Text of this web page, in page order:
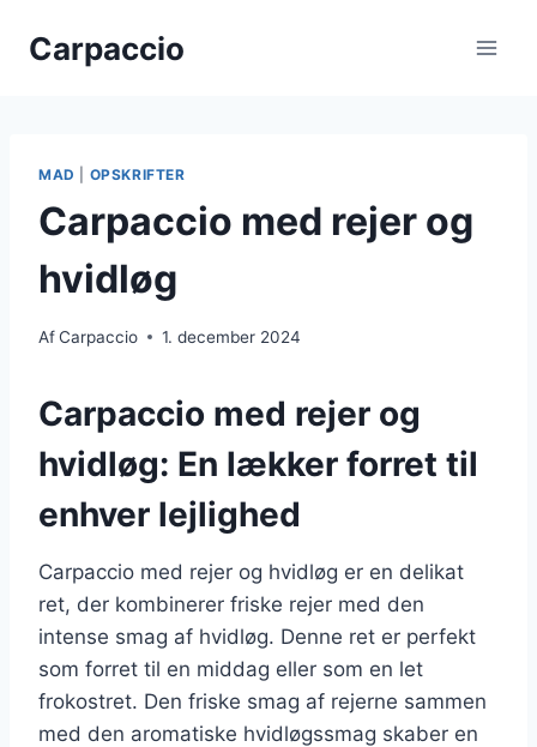
Carpaccio
MAD OPSKRIFTER
Carpaccio med rejer og
hvidløg
AfCarpaccio 1. december 2024
Carpaccio med rejer og
hvidløg: En lækker forret til
enhver lejlighed
Carpaccio med rejer og hvidløg er en delikat
ret, der kombinerer friske rejer med den
intense smag af hvidløg. Denne ret er perfekt
som forret til en middag eller som en let
frokostret. Den friske smag af rejerne sammen
med den aromatiske hvidløgssmag skaber en